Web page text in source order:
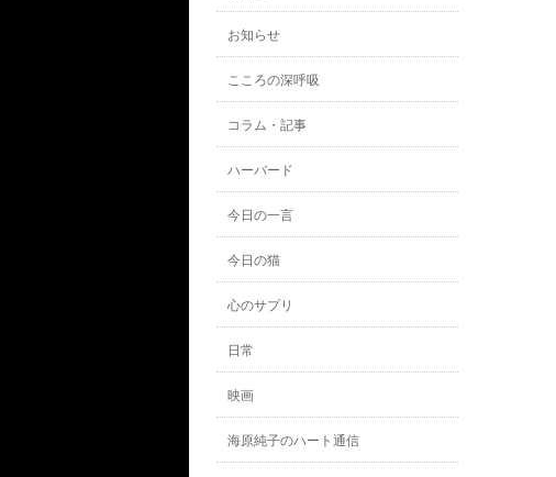
お知らせ
こころの深呼吸
コラム・記事
ハーバード
今日の一言
今日の猫
心のサプリ
日常
映画
海原純子のハート通信